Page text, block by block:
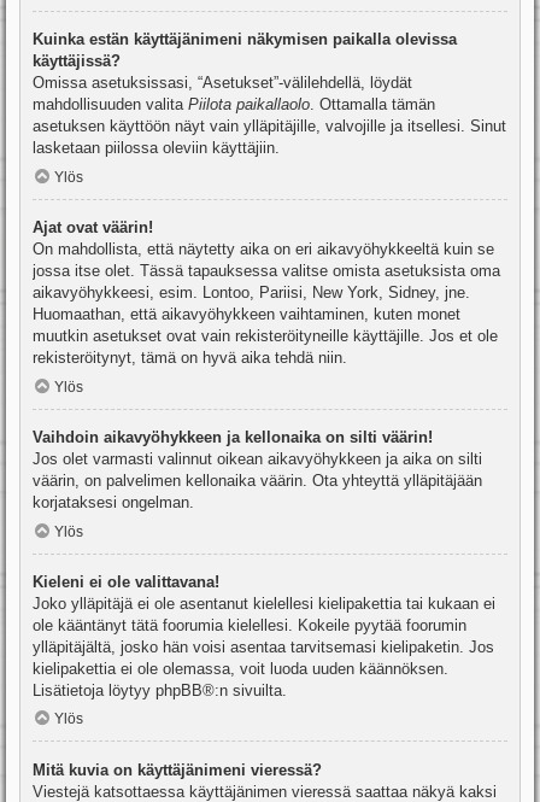
Kuinka estän käyttäjänimeni näkymisen paikalla olevissa
käyttäjissä?
Omissa asetuksissasi, “Asetukset”-välilehdellä, löydät
mahdollisuuden valita Piilota paikallaolo. Ottamalla tämän
asetuksen käyttöön näyt vain ylläpitäjille, valvojille ja itsellesi. Sinut
lasketaan piilossa oleviin käyttäjiin.
Ylös
Ajat ovat väärin!
On mahdollista, että näytetty aika on eri aikavyöhykkeeltä kuin se
jossa itse olet. Tässä tapauksessa valitse omista asetuksista oma
aikavyöhykkeesi, esim. Lontoo, Pariisi, New York, Sidney, jne.
Huomaathan, että aikavyöhykkeen vaihtaminen, kuten monet
muutkin asetukset ovat vain rekisteröityneille käyttäjille. Jos et ole
rekisteröitynyt, tämä on hyvä aika tehdä niin.
Ylös
Vaihdoin aikavyöhykkeen ja kellonaika on silti väärin!
Jos olet varmasti valinnut oikean aikavyöhykkeen ja aika on silti
väärin, on palvelimen kellonaika väärin. Ota yhteyttä ylläpitäjään
korjataksesi ongelman.
Ylös
Kieleni ei ole valittavana!
Joko ylläpitäjä ei ole asentanut kielellesi kielipakettia tai kukaan ei
ole kääntänyt tätä foorumia kielellesi. Kokeile pyytää foorumin
ylläpitäjältä, josko hän voisi asentaa tarvitsemasi kielipaketin. Jos
kielipakettia ei ole olemassa, voit luoda uuden käännöksen.
Lisätietoja löytyy phpBB®:n sivuilta.
Ylös
Mitä kuvia on käyttäjänimeni vieressä?
Viestejä katsottaessa käyttäjänimen vieressä saattaa näkyä kaksi